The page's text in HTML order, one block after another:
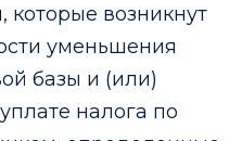
которые возникнут
уменьшения
базы и (или)
налога по